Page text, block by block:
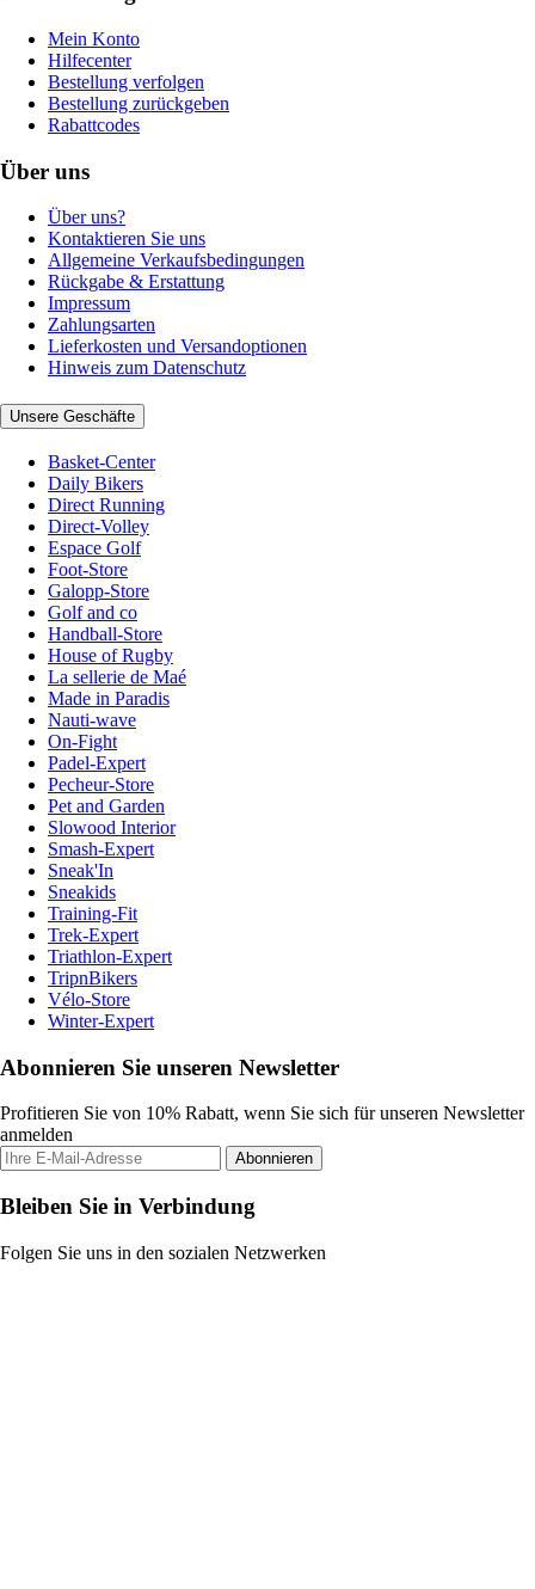
Mein Konto
Hilfecenter
Bestellung verfolgen
Bestellung zurückgeben
Rabattcodes
Über uns
Über uns?
Kontaktieren Sie uns
Allgemeine Verkaufsbedingungen
Rückgabe & Erstattung
Impressum
Zahlungsarten
Lieferkosten und Versandoptionen
Hinweis zum Datenschutz
Unsere Geschäfte
Basket-Center
Daily Bikers
Direct Running
Direct-Volley
Espace Golf
Foot-Store
Galopp-Store
Golf and co
Handball-Store
House of Rugby
La sellerie de Maé
Made in Paradis
Nauti-wave
On-Fight
Padel-Expert
Pecheur-Store
Pet and Garden
Slowood Interior
Smash-Expert
Sneak'In
Sneakids
Training-Fit
Trek-Expert
Triathlon-Expert
TripnBikers
Vélo-Store
Winter-Expert
Abonnieren Sie unseren Newsletter
Profitieren Sie von 10% Rabatt, wenn Sie sich für unseren Newsletter
anmelden
Abonnieren
Bleiben Sie in Verbindung
Folgen Sie uns in den sozialen Netzwerken